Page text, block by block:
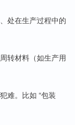
处在生产过程中的
转材料（如生产用
难。比如 “包装